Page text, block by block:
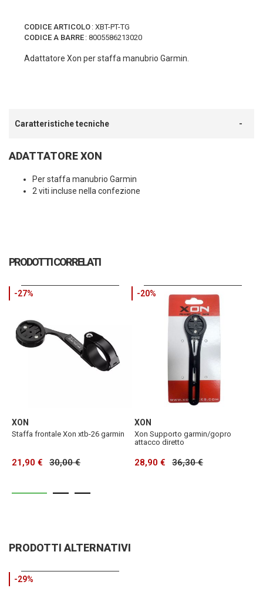
CODICE ARTICOLO : XBT-PT-TG
CODICE A BARRE : 8005586213020
Adattatore Xon per staffa manubrio Garmin.
Caratteristiche tecniche
ADATTATORE XON
Per staffa manubrio Garmin
2 viti incluse nella confezione
PRODOTTI CORRELATI
-27%
XON
Staffa frontale Xon xtb-26 garmin
21,90 € 30,00 €
-20%
XON
Xon Supporto garmin/gopro
attacco diretto
28,90 € 36,30 €
PRODOTTI ALTERNATIVI
-29%